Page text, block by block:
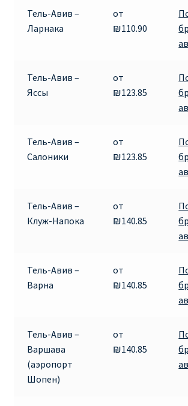
Ryanair пересадки
Ryanair Польша
RYANAIR ПОСАДОЧНЫЙ ТАЛОН –
RYANAIR ТЕЛЬ-АВИВ, ЭЙЛАТ, ИЗРАИЛЬ
Ryanair Україна из Киева, Одессы,
Авиабилеты Ryanair на Тенерифе от €15
Тель-Авив –
Ларнака
от
₪110.90
Тель-Авив –
Яссы
от
₪123.85
Тель-Авив –
Салоники
от
₪123.85
Тель-Авив –
Клуж-Напока
от
₪140.85
Тель-Авив –
Варна
от
₪140.85
Тель-Авив –
Варшава
(аэропорт
Шопен)
от
₪140.85